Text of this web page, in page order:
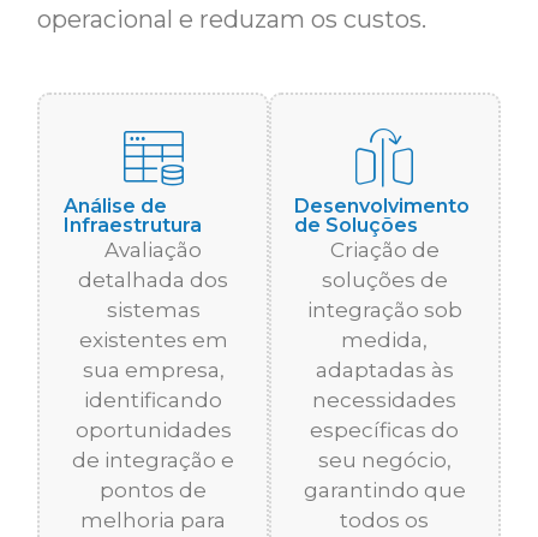
operacional e reduzam os custos.
Análise de
Infraestrutura
Avaliação
detalhada dos
sistemas
existentes em
sua empresa,
identificando
oportunidades
de integração e
pontos de
melhoria para
Desenvolvimento
de Soluções
Criação de
soluções de
integração sob
medida,
adaptadas às
necessidades
específicas do
seu negócio,
garantindo que
todos os